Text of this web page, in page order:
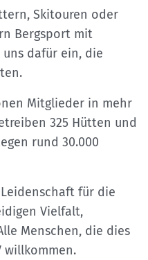
Skitouren oder
Bergsport mit
dafür ein, die
Mitglieder in mehr
325 Hütten und
rund 30.000
für die
Vielfalt,
Menschen, die dies
willkommen.